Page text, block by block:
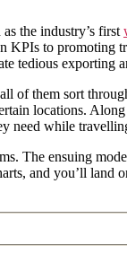
the industry’s first
to promoting
tedious exporting
of them sort
locations.
need while
The ensuing
and you’ll land